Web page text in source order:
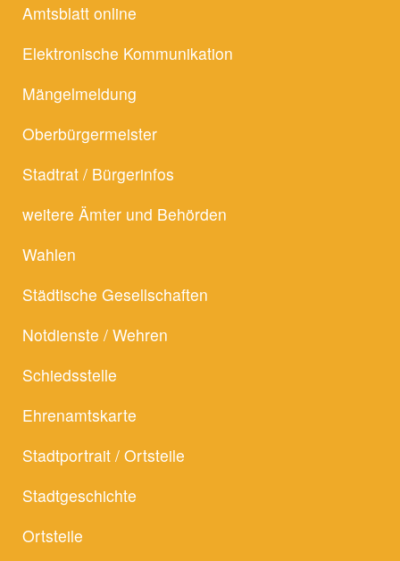
Amtsblatt online
Elektronische Kommunikation
Mängelmeldung
Oberbürgermeister
Stadtrat / Bürgerinfos
weitere Ämter und Behörden
Wahlen
Städtische Gesellschaften
Notdienste / Wehren
Schiedsstelle
Ehrenamtskarte
Stadtportrait / Ortsteile
Stadtgeschichte
Ortsteile